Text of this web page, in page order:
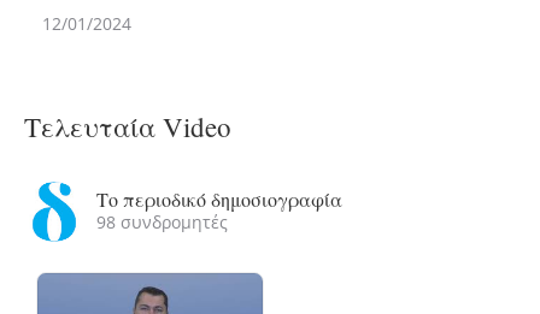
12/01/2024
Τελευταία Video
Το περιοδικό δημοσιογραφία
98 συνδρομητές